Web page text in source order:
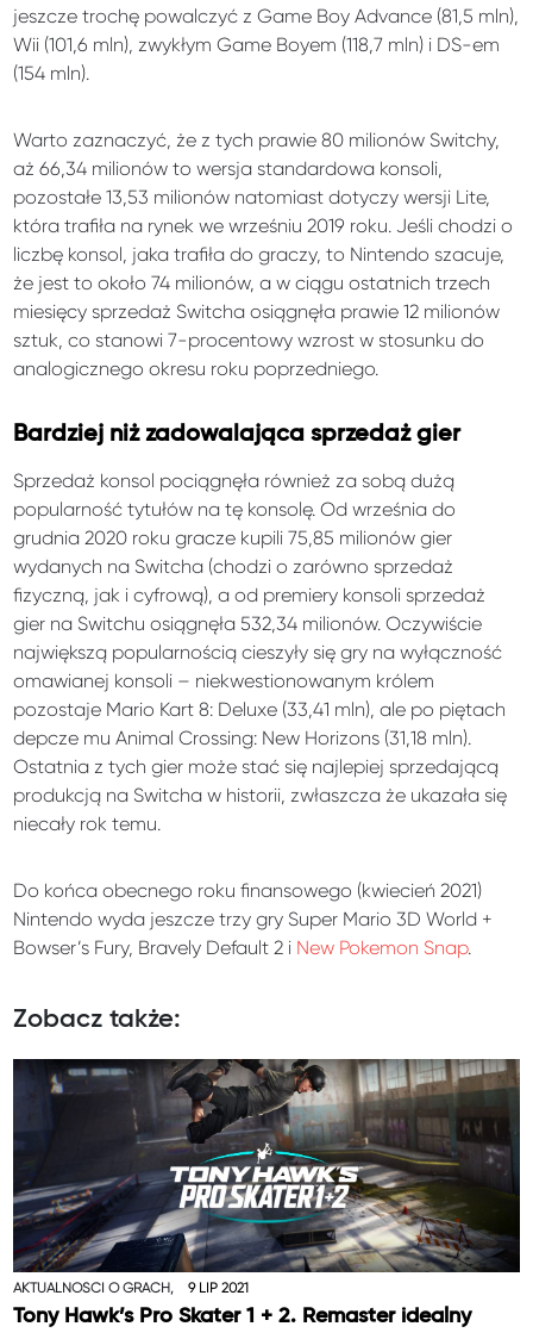
jeszcze trochę powalczyć z Game Boy Advance (81,5 mln),
Wii (101,6 mln), zwykłym Game Boyem (118,7 mln) i DS-em
(154 mln).
Warto zaznaczyć, że z tych prawie 80 milionów Switchy,
aż 66,34 milionów to wersja standardowa konsoli,
pozostałe 13,53 milionów natomiast dotyczy wersji Lite,
która trafiła na rynek we wrześniu 2019 roku. Jeśli chodzi o
liczbę konsol, jaka trafiła do graczy, to Nintendo szacuje,
że jest to około 74 milionów, a w ciągu ostatnich trzech
miesięcy sprzedaż Switcha osiągnęła prawie 12 milionów
sztuk, co stanowi 7-procentowy wzrost w stosunku do
analogicznego okresu roku poprzedniego.
Bardziej niż zadowalająca sprzedaż gier
Sprzedaż konsol pociągnęła również za sobą dużą
popularność tytułów na tę konsolę. Od września do
grudnia 2020 roku gracze kupili 75,85 milionów gier
wydanych na Switcha (chodzi o zarówno sprzedaż
fizyczną, jak i cyfrową), a od premiery konsoli sprzedaż
gier na Switchu osiągnęła 532,34 milionów. Oczywiście
największą popularnością cieszyły się gry na wyłączność
omawianej konsoli – niekwestionowanym królem
pozostaje Mario Kart 8: Deluxe (33,41 mln), ale po piętach
depcze mu Animal Crossing: New Horizons (31,18 mln).
Ostatnia z tych gier może stać się najlepiej sprzedającą
produkcją na Switcha w historii, zwłaszcza że ukazała się
niecały rok temu.
Do końca obecnego roku finansowego (kwiecień 2021)
Nintendo wyda jeszcze trzy gry Super Mario 3D World +
Bowser’s Fury, Bravely Default 2 i New Pokemon Snap.
Zobacz także:
AKTUALNOŚCI O GRACH, 9 LIP 2021
Tony Hawk’s Pro Skater 1 + 2. Remaster idealny